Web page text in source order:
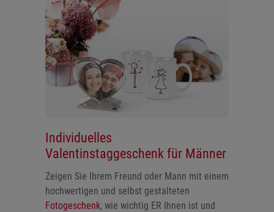
Individuelles
Valentinstaggeschenk für Männer
Zeigen Sie Ihrem Freund oder Mann mit einem
hochwertigen und selbst gestalteten
Fotogeschenk, wie wichtig ER Ihnen ist und